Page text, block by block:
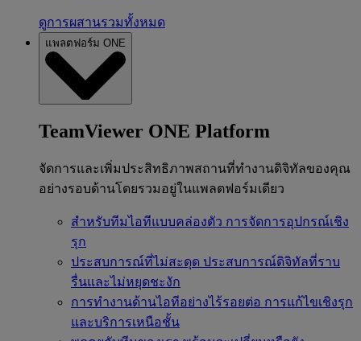
ดูการผสานรวมทั้งหมด
แพลตฟอร์ม ONE
TeamViewer ONE Platform
จัดการและเพิ่มประสิทธิภาพสถานที่ทำงานดิจิทัลของคุณ
อย่างรอบด้านโดยรวมอยู่ในแพลตฟอร์มเดียว
สำหรับทีมไอทีแบบคล่องตัว การจัดการอุปกรณ์เชิง
รุก
ประสบการณ์ที่ไม่สะดุด ประสบการณ์ดิจิทัลที่ราบ
รื่นและไม่หยุดชะงัก
การทำงานด้านไอทีอย่างไร้รอยต่อ การแก้ไขเชิงรุก
และบริการเหนือชั้น